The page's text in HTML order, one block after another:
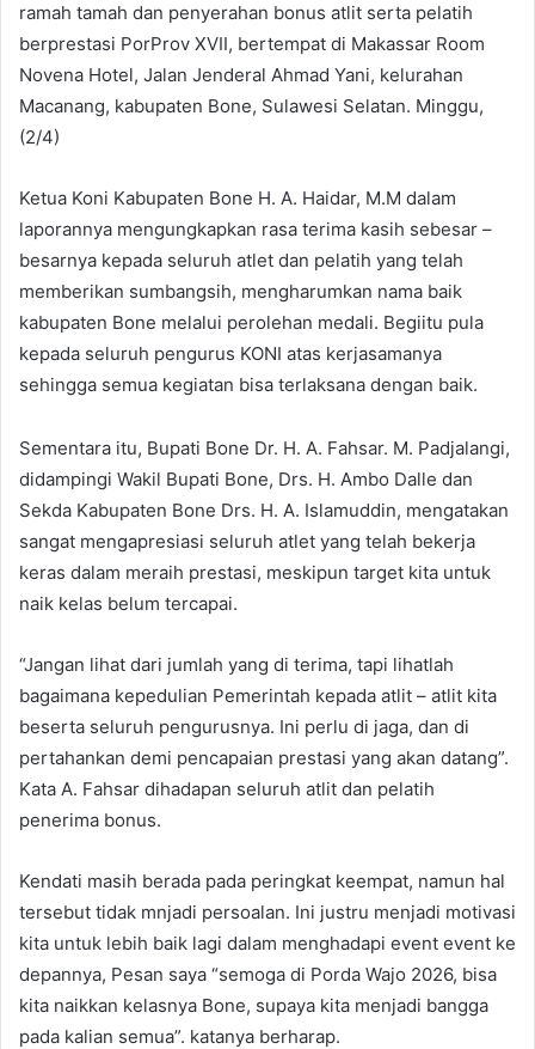
ramah tamah dan penyerahan bonus atlit serta pelatih
berprestasi PorProv XVII, bertempat di Makassar Room
Novena Hotel, Jalan Jenderal Ahmad Yani, kelurahan
Macanang, kabupaten Bone, Sulawesi Selatan. Minggu,
(2/4)
Ketua Koni Kabupaten Bone H. A. Haidar, M.M dalam
laporannya mengungkapkan rasa terima kasih sebesar –
besarnya kepada seluruh atlet dan pelatih yang telah
memberikan sumbangsih, mengharumkan nama baik
kabupaten Bone melalui perolehan medali. Begiitu pula
kepada seluruh pengurus KONI atas kerjasamanya
sehingga semua kegiatan bisa terlaksana dengan baik.
Sementara itu, Bupati Bone Dr. H. A. Fahsar. M. Padjalangi,
didampingi Wakil Bupati Bone, Drs. H. Ambo Dalle dan
Sekda Kabupaten Bone Drs. H. A. Islamuddin, mengatakan
sangat mengapresiasi seluruh atlet yang telah bekerja
keras dalam meraih prestasi, meskipun target kita untuk
naik kelas belum tercapai.
“Jangan lihat dari jumlah yang di terima, tapi lihatlah
bagaimana kepedulian Pemerintah kepada atlit – atlit kita
beserta seluruh pengurusnya. Ini perlu di jaga, dan di
pertahankan demi pencapaian prestasi yang akan datang”.
Kata A. Fahsar dihadapan seluruh atlit dan pelatih
penerima bonus.
Kendati masih berada pada peringkat keempat, namun hal
tersebut tidak mnjadi persoalan. Ini justru menjadi motivasi
kita untuk lebih baik lagi dalam menghadapi event event ke
depannya, Pesan saya “semoga di Porda Wajo 2026, bisa
kita naikkan kelasnya Bone, supaya kita menjadi bangga
pada kalian semua”. katanya berharap.